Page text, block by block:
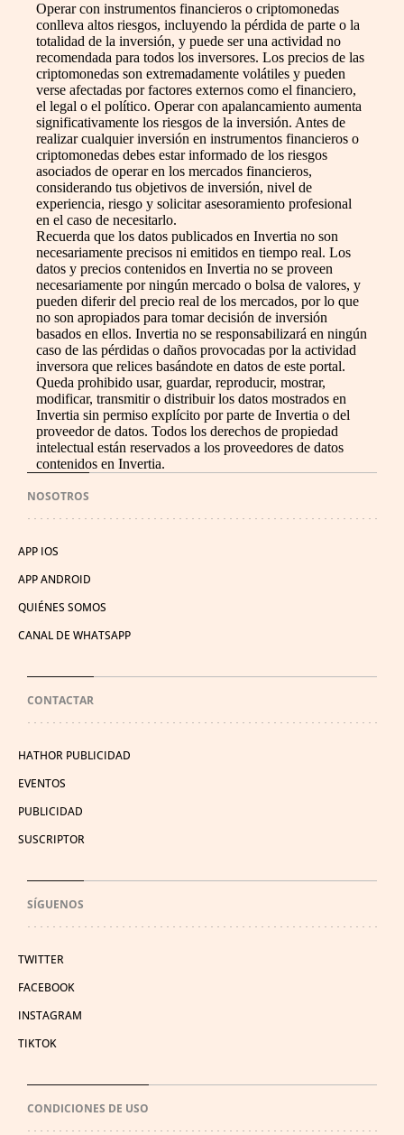
Operar con instrumentos financieros o criptomonedas
conlleva altos riesgos, incluyendo la pérdida de parte o la
totalidad de la inversión, y puede ser una actividad no
recomendada para todos los inversores. Los precios de las
criptomonedas son extremadamente volátiles y pueden
verse afectadas por factores externos como el financiero,
el legal o el político. Operar con apalancamiento aumenta
significativamente los riesgos de la inversión. Antes de
realizar cualquier inversión en instrumentos financieros o
criptomonedas debes estar informado de los riesgos
asociados de operar en los mercados financieros,
considerando tus objetivos de inversión, nivel de
experiencia, riesgo y solicitar asesoramiento profesional
en el caso de necesitarlo.
Recuerda que los datos publicados en Invertia no son
necesariamente precisos ni emitidos en tiempo real. Los
datos y precios contenidos en Invertia no se proveen
necesariamente por ningún mercado o bolsa de valores, y
pueden diferir del precio real de los mercados, por lo que
no son apropiados para tomar decisión de inversión
basados en ellos. Invertia no se responsabilizará en ningún
caso de las pérdidas o daños provocadas por la actividad
inversora que relices basándote en datos de este portal.
Queda prohibido usar, guardar, reproducir, mostrar,
modificar, transmitir o distribuir los datos mostrados en
Invertia sin permiso explícito por parte de Invertia o del
proveedor de datos. Todos los derechos de propiedad
intelectual están reservados a los proveedores de datos
contenidos en Invertia.
NOSOTROS
APP IOS
APP ANDROID
QUIÉNES SOMOS
CANAL DE WHATSAPP
CONTACTAR
HATHOR PUBLICIDAD
EVENTOS
PUBLICIDAD
SUSCRIPTOR
SÍGUENOS
TWITTER
FACEBOOK
INSTAGRAM
TIKTOK
CONDICIONES DE USO